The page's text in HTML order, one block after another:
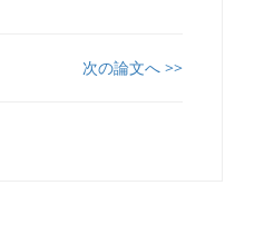
次の論文へ >>